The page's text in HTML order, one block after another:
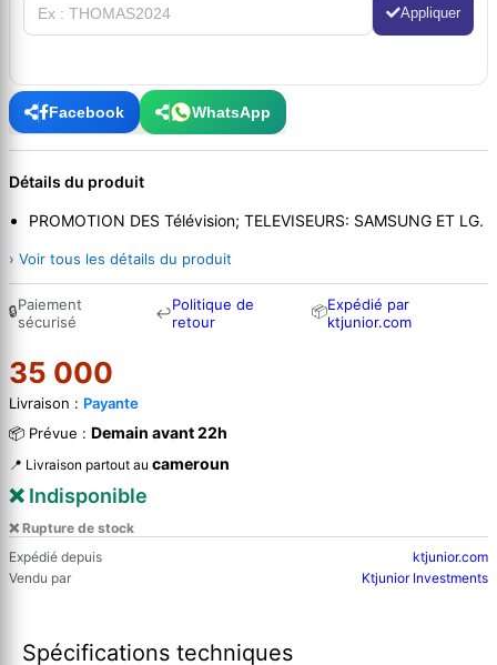
Appliquer
Facebook WhatsApp
Détails du produit
PROMOTION DES Télévision; TELEVISEURS: SAMSUNG ET LG.
› Voir tous les détails du produit
🔒Paiement
sécurisé
↩Politique de
retour
📦Expédié par
ktjunior.com
35 000
Livraison : Payante
📦 Prévue : Demain avant 22h
📍 Livraison partout au cameroun
❌ Indisponible
❌ Rupture de stock
Expédié depuis
ktjunior.com
Vendu par
Ktjunior Investments
Spécifications techniques